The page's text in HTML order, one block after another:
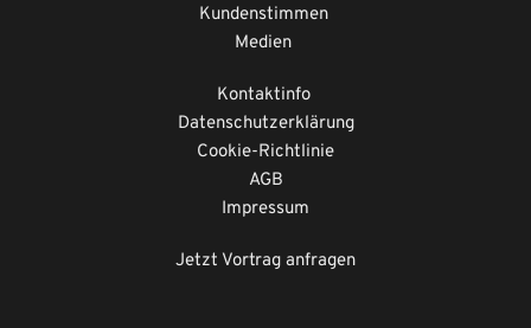
Kundenstimmen
Medien
Kontaktinfo
Datenschutzerklärung
Cookie-Richtlinie
AGB
Impressum
Jetzt Vortrag anfragen